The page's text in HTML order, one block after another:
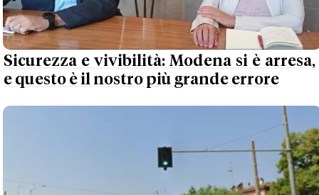
Sicurezza e vivibilità: Modena si è arresa,
e questo è il nostro più grande errore